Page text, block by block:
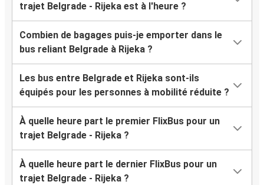
trajet Belgrade - Rijeka est à l'heure ?
Combien de bagages puis-je emporter dans le
bus reliant Belgrade à Rijeka ?
Les bus entre Belgrade et Rijeka sont-ils
équipés pour les personnes à mobilité réduite ?
À quelle heure part le premier FlixBus pour un
trajet Belgrade - Rijeka ?
À quelle heure part le dernier FlixBus pour un
trajet Belgrade - Rijeka ?